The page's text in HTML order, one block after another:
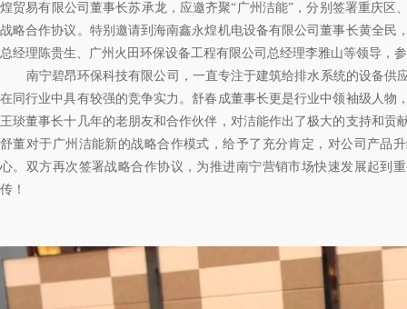
煌贸易有限公司董事长苏承龙，应邀齐聚“广州洁能”，分别签署重庆区
战略合作协议。特别邀请到海南鑫永煌机电设备有限公司董事长黄全民
总经理陈贵生、广州火田环保设备工程有限公司总经理李雅山等领导，
南宁碧昂环保科技有限公司，一直专注于建筑给排水系统的设备供
在同行业中具有较强的竞争实力。舒春成董事长更是行业中领袖级人物
王琰董事长十几年的老朋友和合作伙伴，对洁能作出了极大的支持和贡
舒董对于广州洁能新的战略合作模式，给予了充分肯定，对公司产品
心。双方再次签署战略合作协议，为推进南宁营销市场快速发展起到
传！